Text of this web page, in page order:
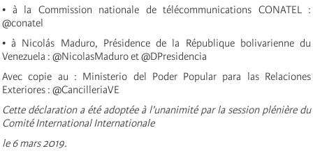
• à la Commission nationale de télécommunications CONATEL :
@conatel
• à Nicolás Maduro, Présidence de la République bolivarienne du
Venezuela : @NicolasMaduro et @DPresidencia
Avec copie au : Ministerio del Poder Popular para las Relaciones
Exteriores : @CancilleriaVE
Cette déclaration a été adoptée à l’unanimité par la session plénière du
Comité International Internationale
le 6 mars 2019.